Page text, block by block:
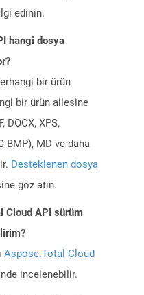
edinin.
hangi dosya
bir ürün
bir ürün ailesine
DOCX, XPS,
BMP), MD ve daha
Desteklenen dosya
göz atın.
Cloud API sürüm
Aspose.Total Cloud
incelenebilir.